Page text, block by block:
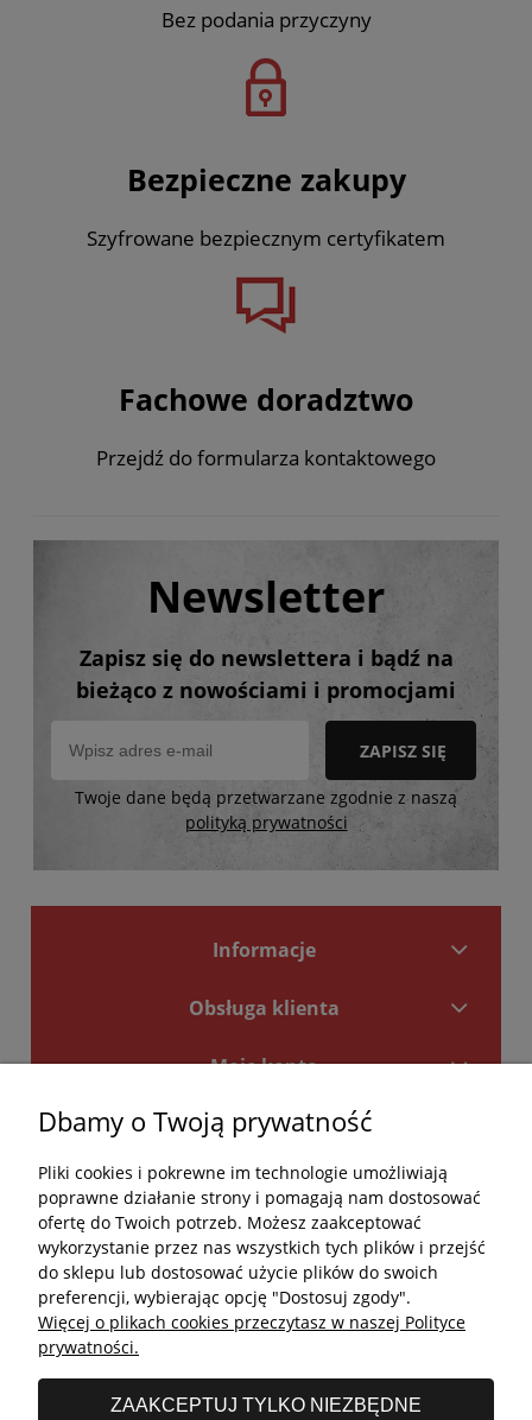
Bez podania przyczyny
Bezpieczne zakupy
Szyfrowane bezpiecznym certyfikatem
Fachowe doradztwo
Przejdź do formularza kontaktowego
Newsletter
Zapisz się do newslettera i bądź na
bieżąco z nowościami i promocjami
ZAPISZ SIĘ
Twoje dane będą przetwarzane zgodnie z naszą
polityką prywatności
Informacje
Obsługa klienta
Moje konto
Płatności i dostawa
Kontakt
Kontakt
undefined
Godziny otwarcia salonu:
Poniedziałek - Piątek: 11:00 - 19:00
Dbamy o Twoją prywatność
Pliki cookies i pokrewne im technologie umożliwiają
poprawne działanie strony i pomagają nam dostosować
ofertę do Twoich potrzeb. Możesz zaakceptować
wykorzystanie przez nas wszystkich tych plików i przejść
do sklepu lub dostosować użycie plików do swoich
preferencji, wybierając opcję "Dostosuj zgody".
Więcej o plikach cookies przeczytasz w naszej Polityce
prywatności.
ZAAKCEPTUJ TYLKO NIEZBĘDNE